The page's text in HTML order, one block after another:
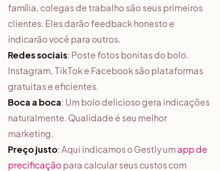
família, colegas de trabalho são seus primeiros
clientes. Eles darão feedback honesto e
indicarão você para outros.
Redes sociais: Poste fotos bonitas do bolo.
Instagram, TikTok e Facebook são plataformas
gratuitas e eficientes.
Boca a boca: Um bolo delicioso gera indicações
naturalmente. Qualidade é seu melhor
marketing.
Preço justo: Aqui indicamos o Gestly umapp de
precificação para calcular seus custos com